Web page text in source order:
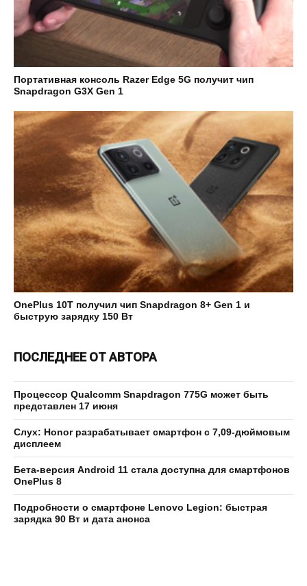
Портативная консоль Razer Edge 5G получит чип
Snapdragon G3X Gen 1
OnePlus 10T получил чип Snapdragon 8+ Gen 1 и
быструю зарядку 150 Вт
ПОСЛЕДНЕЕ ОТ АВТОРА
Процессор Qualcomm Snapdragon 775G может быть
представлен 17 июня
Слух: Honor разрабатывает смартфон с 7,09-дюймовым
дисплеем
Бета-версия Android 11 стала доступна для смартфонов
OnePlus 8
Подробности о смартфоне Lenovo Legion: быстрая
зарядка 90 Вт и дата анонса